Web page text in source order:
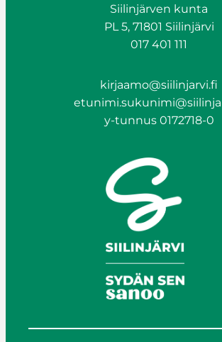
Siilinjärven kunta
PL 5, 71801 Siilinjärvi
017 401 111
kirjaamo@siilinjarvi.fi
y-tunnus 0172718-0